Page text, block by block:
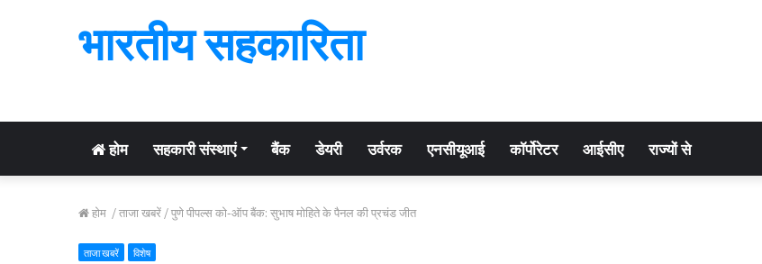
भारतीय सहकारिता
होम सहकारी संस्थाएं बैंक डेयरी उर्वरक एनसीयूआई कॉर्पोरेटर आईसीए राज्यों से
होम /ताजा खबरें /पुणे पीपल्स को-ऑप बैंक: सुभाष मोहिते के पैनल की प्रचंड जीत
ताजा खबरें विशेष